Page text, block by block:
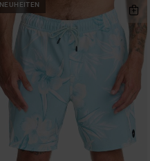
NEUHEITEN